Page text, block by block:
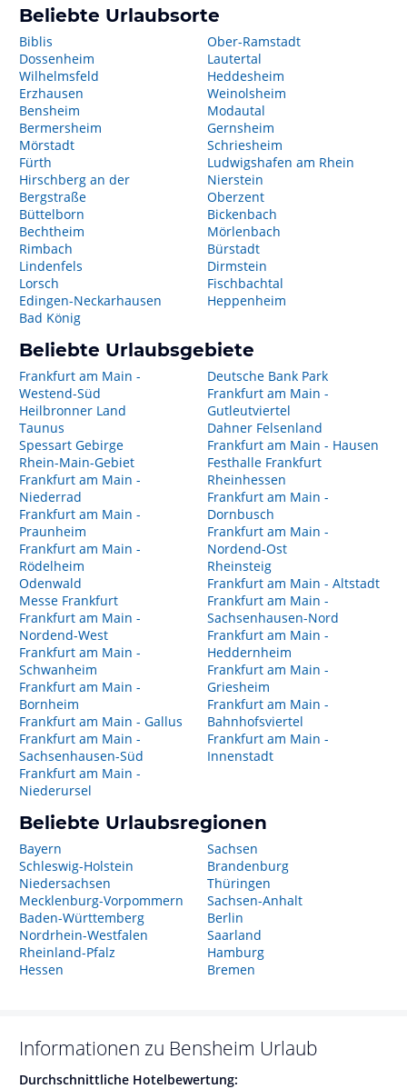
Beliebte Urlaubsorte
Biblis
Dossenheim
Wilhelmsfeld
Erzhausen
Bensheim
Bermersheim
Mörstadt
Fürth
Hirschberg an der
Bergstraße
Büttelborn
Bechtheim
Rimbach
Lindenfels
Lorsch
Edingen-Neckarhausen
Bad König
Ober-Ramstadt
Lautertal
Heddesheim
Weinolsheim
Modautal
Gernsheim
Schriesheim
Ludwigshafen am Rhein
Nierstein
Oberzent
Bickenbach
Mörlenbach
Bürstadt
Dirmstein
Fischbachtal
Heppenheim
Beliebte Urlaubsgebiete
Frankfurt am Main -
Westend-Süd
Heilbronner Land
Taunus
Spessart Gebirge
Rhein-Main-Gebiet
Frankfurt am Main -
Niederrad
Frankfurt am Main -
Praunheim
Frankfurt am Main -
Rödelheim
Odenwald
Messe Frankfurt
Frankfurt am Main -
Nordend-West
Frankfurt am Main -
Schwanheim
Frankfurt am Main -
Bornheim
Frankfurt am Main - Gallus
Frankfurt am Main -
Sachsenhausen-Süd
Frankfurt am Main -
Niederursel
Deutsche Bank Park
Frankfurt am Main -
Gutleutviertel
Dahner Felsenland
Frankfurt am Main - Hausen
Festhalle Frankfurt
Rheinhessen
Frankfurt am Main -
Dornbusch
Frankfurt am Main -
Nordend-Ost
Rheinsteig
Frankfurt am Main - Altstadt
Frankfurt am Main -
Sachsenhausen-Nord
Frankfurt am Main -
Heddernheim
Frankfurt am Main -
Griesheim
Frankfurt am Main -
Bahnhofsviertel
Frankfurt am Main -
Innenstadt
Beliebte Urlaubsregionen
Bayern
Schleswig-Holstein
Niedersachsen
Mecklenburg-Vorpommern
Baden-Württemberg
Nordrhein-Westfalen
Rheinland-Pfalz
Hessen
Sachsen
Brandenburg
Thüringen
Sachsen-Anhalt
Berlin
Saarland
Hamburg
Bremen
Informationen zu Bensheim Urlaub
Durchschnittliche Hotelbewertung: